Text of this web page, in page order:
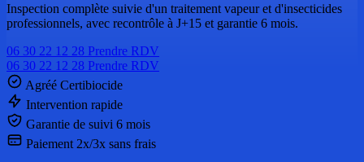
Inspection complète suivie d'un traitement vapeur et d'insecticides
professionnels, avec recontrôle à J+15 et garantie 6 mois.
06 30 22 12 28 Prendre RDV
06 30 22 12 28 Prendre RDV
Agréé Certibiocide
Intervention rapide
Garantie de suivi 6 mois
Paiement 2x/3x sans frais